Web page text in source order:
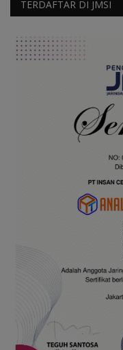
TERDAFTAR DI JMSI